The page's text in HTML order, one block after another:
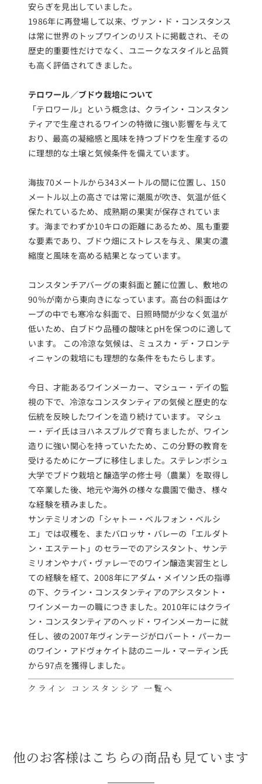
安らぎを見出していました。
1986年に再登場して以来、ヴァン・ド・コンスタンス
は常に世界のトップワインのリストに掲載され、その
歴史的重要性だけでなく、ユニークなスタイルと品質
も高く評価されてきました。
テロワール／ブドウ栽培について
「テロワール」という概念は、クライン・コンスタン
ティアで生産されるワインの特徴に強い影響を与えて
おり、最高の凝縮感と風味を持つブドウを生産するの
に理想的な土壌と気候条件を備えています。
海抜70メートルから343メートルの間に位置し、150
メートル以上の高さでは常に潮風が吹き、気温が低く
保たれているため、成熟期の果実が保存されていま
す。海までわずか10キロの距離にあるため、風も重要
な要素であり、ブドウ畑にストレスを与え、果実の濃
縮度と風味を高める結果となっています。
コンスタンチアバーグの東斜面と麓に位置し、敷地の
90％が南から東向きになっています。高台の斜面はケ
ープの中でも寒冷な斜面で、日照時間が少なく気温が
低いため、白ブドウ品種の酸味とpHを保つのに適して
います。 この冷涼な気候は、ミュスカ・デ・フロンテ
ィニャンの栽培にも理想的な条件をもたらします。
今日、才能あるワインメーカー、マシュー・デイの監
視の下で、冷涼なコンスタンティアの気候と歴史的な
伝統を反映したワインを造り続けています。 マシュ
ー・デイ氏はヨハネスブルグで育ちましたが、ワイン
造りに強い関心を持っていたため、この分野の教育を
受けるためにケープに移住しました。ステレンボシュ
大学でブドウ栽培と醸造学の修士号（農業）を取得し
て卒業した後、地元や海外の様々な農園で働き、様々
な経験を積みました。
サンテミリオンの「シャトー・ベルフォン・ベルシ
エ」では収穫を、またバロッサ・バレーの「エルダト
ン・エステート」のセラーでのアシスタント、サンテ
ミリオンやナパ・ヴァレーでのワイン醸造実習生とし
ての経験を経て、2008年にアダム・メイソン氏の指導
の下、クライン・コンスタンティアのアシスタント・
ワインメーカーの職につきました。2010年にはクライ
ン・コンスタンティアのヘッド・ワインメーカーに就
任し、彼の2007年ヴィンテージがロバート・パーカー
のワイン・アドヴォケイト誌のニール・マーティン氏
から97点を獲得しました。
クライン コンスタンシア 一覧へ
他のお客様はこちらの商品も見ています